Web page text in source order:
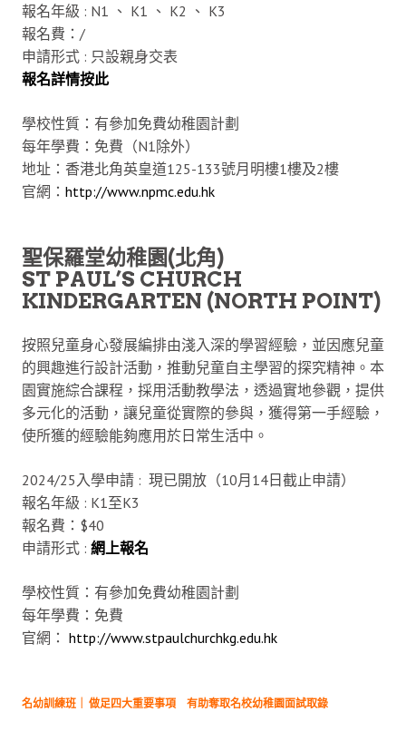
報名年級 : N1 、 K1 、 K2 、 K3
報名費：/
申請形式 : 只設親身交表
報名詳情按此
學校性質：有參加免費幼稚園計劃
每年學費：免費（N1除外）
地址：香港北角英皇道125-133號月明樓1樓及2樓
官網： http://www.npmc.edu.hk
聖保羅堂幼稚園(北角)
ST PAUL’S CHURCH
KINDERGARTEN (NORTH POINT)
按照兒童身心發展編排由淺入深的學習經驗，並因應兒童
的興趣進行設計活動，推動兒童自主學習的探究精神。本
園實施綜合課程，採用活動教學法，透過實地參觀，提供
多元化的活動，讓兒童從實際的參與，獲得第一手經驗，
使所獲的經驗能夠應用於日常生活中。
2024/25入學申請 : 現已開放（10月14日截止申請）
報名年級 : K1至K3
報名費：$40
申請形式 : 網上報名
學校性質：有參加免費幼稚園計劃
每年學費：免費
官網： http://www.stpaulchurchkg.edu.hk
名幼訓練班｜ 做足四大重要事項 有助奪取名校幼稚園面試取錄